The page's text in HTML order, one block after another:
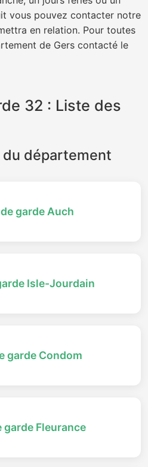
vous pouvez contacter notre
en relation. Pour toutes
de Gers contacté le
32 : Liste des
département
garde Auch
Isle-Jourdain
garde Condom
garde Fleurance